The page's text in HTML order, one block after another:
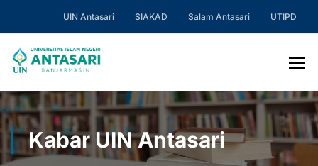
UIN Antasari SIAKAD Salam Antasari UTIPD
Kabar UIN Antasari